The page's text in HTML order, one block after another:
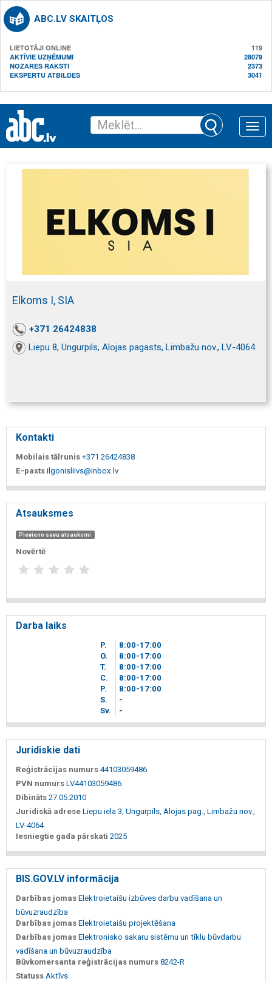
ABC.LV SKAITĻOS
LIETOTĀJI ONLINE
119
AKTĪVIE UZŅĒMUMI
28079
NOZARES RAKSTI
2373
EKSPERTU ATBILDES
3041
Toggle
Elkoms I, SIA
+371 26424838
Liepu 8, Ungurpils, Alojas pagasts, Limbažu nov., LV-4064
Kontakti
Mobilais tālrunis +371 26424838
E-pasts ilgonisliivs@inbox.lv
Atsauksmes
Pievieno savu atsauksmi
Novērtē
Darba laiks
P. 8 00-17 00
O.
8 00-17 00
T.
8 00-17 00
C.
8 00-17 00
P.
8 00-17 00
S.
-
Sv.
-
Juridiskie dati
Reģistrācijas numurs 44103059486
PVN numurs LV44103059486
Dibināts 27.05.2010
Juridiskā adrese Liepu iela 3, Ungurpils, Alojas pag., Limbažu nov.,
LV-4064
Iesniegtie gada pārskati 2025
BIS.GOV.LV informācija
Darbības jomas Elektroietaišu izbūves darbu vadīšana un
būvuzraudzība
Darbības jomas Elektroietaišu projektēšana
Darbības jomas Elektronisko sakaru sistēmu un tīklu būvdarbu
vadīšana un būvuzraudzība
Būvkomersanta reģistrācijas numurs 8242-R
Statuss Aktīvs